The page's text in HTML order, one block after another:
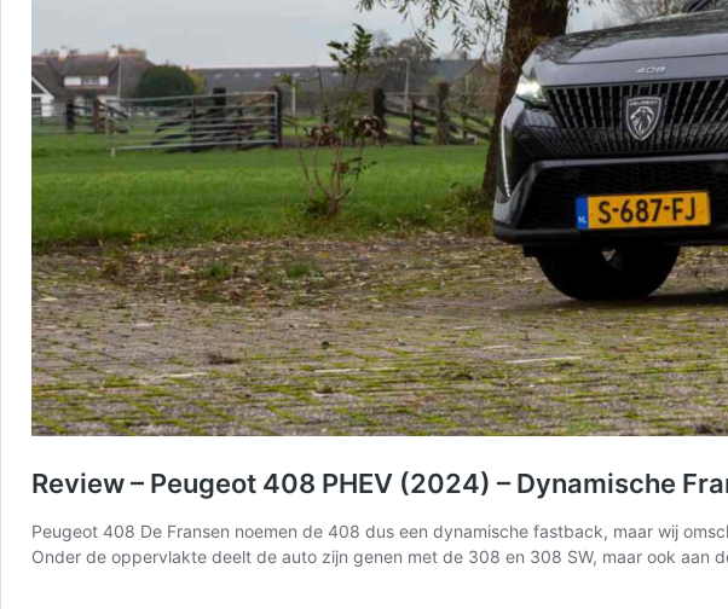
Review – Peugeot 408 PHEV (2024) – Dynamische
Peugeot 408 De Fransen noemen de 408 dus een dynamische fastback, maar wij
Onder de oppervlakte deelt de auto zijn genen met de 308 en 308 SW, maar ook